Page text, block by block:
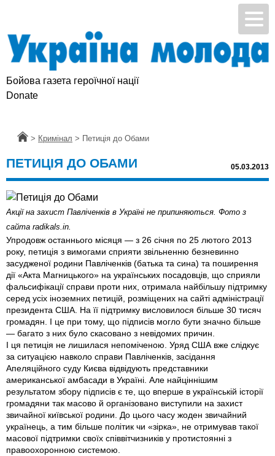
Бойова газета героїчної нації
Donate
Головна
> Кримінал > Петиція до Обами
ПЕТИЦІЯ ДО ОБАМИ 05.03.2013
Акції на захист Павліченків в Україні не припиняються. Фото з
сайта radikals.in.
Упродовж останнього місяця — з 26 січня по 25 лютого 2013
року, петиція з вимогами сприяти звільненню безневинно
засудженої родини Павліченків (батька та сина) та поширення
дії «Акта Магницького» на українських посадовців, що сприяли
фальсифікації справи проти них, отримала найбільшу підтримку
серед усіх іноземних петицій, розміщених на сайті адміністрації
президента США. На її підтримку висловилося більше 30 тисяч
громадян. І це при тому, що підписів могло бути значно більше
— багато з них було скасовано з невідомих причин.
І ця петиція не лишилася непоміченою. Уряд США вже слідкує
за ситуацією навколо справи Павліченків, засідання
Апеляційного суду Києва відвідують представники
американської амбасади в Україні. Але найціннішим
результатом збору підписів є те, що вперше в українській історії
громадяни так масово й організовано виступили на захист
звичайної київської родини. До цього часу жоден звичайний
українець, а тим більше політик чи «зірка», не отримував такої
масової підтримки своїх співвітчизників у протистоянні з
правоохоронною системою.